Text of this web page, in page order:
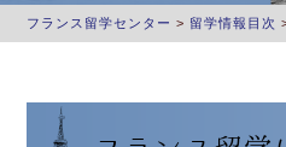
フランス留学センター > 留学情報目次